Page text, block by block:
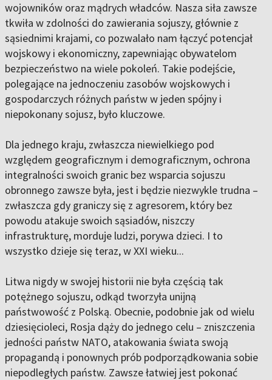
wojowników oraz mądrych władców. Nasza siła zawsze
tkwiła w zdolności do zawierania sojuszy, głównie z
sąsiednimi krajami, co pozwalało nam łączyć potencjał
wojskowy i ekonomiczny, zapewniając obywatelom
bezpieczeństwo na wiele pokoleń. Takie podejście,
polegające na jednoczeniu zasobów wojskowych i
gospodarczych różnych państw w jeden spójny i
niepokonany sojusz, było kluczowe.
Dla jednego kraju, zwłaszcza niewielkiego pod
względem geograficznym i demograficznym, ochrona
integralności swoich granic bez wsparcia sojuszu
obronnego zawsze była, jest i będzie niezwykle trudna –
zwłaszcza gdy graniczy się z agresorem, który bez
powodu atakuje swoich sąsiadów, niszczy
infrastrukturę, morduje ludzi, porywa dzieci. I to
wszystko dzieje się teraz, w XXI wieku...
Litwa nigdy w swojej historii nie była częścią tak
potężnego sojuszu, odkąd tworzyła unijną
państwowość z Polską. Obecnie, podobnie jak od wielu
dziesięcioleci, Rosja dąży do jednego celu – zniszczenia
jedności państw NATO, atakowania świata swoją
propagandą i ponownych prób podporządkowania sobie
niepodległych państw. Zawsze łatwiej jest pokonać